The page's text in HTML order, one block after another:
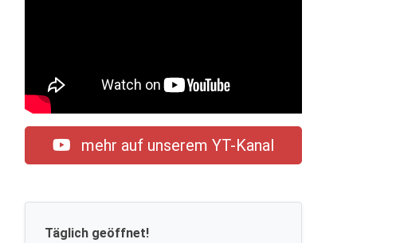
mehr auf unserem YT-Kanal
Täglich geöffnet!